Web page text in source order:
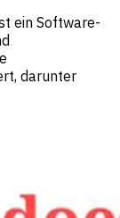
ein Software-
darunter